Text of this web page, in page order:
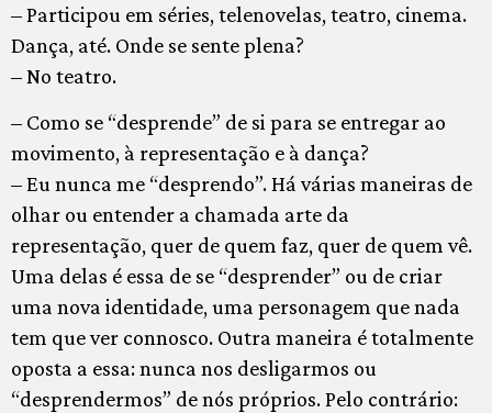
– Participou em séries, telenovelas, teatro, cinema.
Dança, até. Onde se sente plena?
– No teatro.
– Como se “desprende” de si para se entregar ao
movimento, à representação e à dança?
– Eu nunca me “desprendo”. Há várias maneiras de
olhar ou entender a chamada arte da
representação, quer de quem faz, quer de quem vê.
Uma delas é essa de se “desprender” ou de criar
uma nova identidade, uma personagem que nada
tem que ver connosco. Outra maneira é totalmente
oposta a essa: nunca nos desligarmos ou
“desprendermos” de nós próprios. Pelo contrário: